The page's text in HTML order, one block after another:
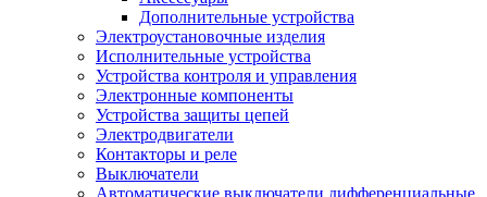
Дополнительные устройства
Электроустановочные изделия
Исполнительные устройства
Устройства контроля и управления
Электронные компоненты
Устройства защиты цепей
Электродвигатели
Контакторы и реле
Выключатели
Автоматические выключатели дифференциальные